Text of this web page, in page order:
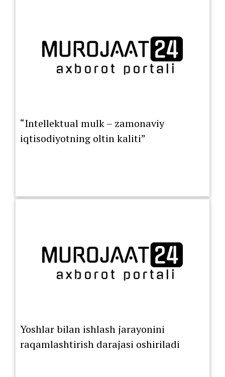
“Intellektual mulk – zamonaviy
iqtisodiyotning oltin kaliti”
Yoshlar bilan ishlash jarayonini
raqamlashtirish darajasi oshiriladi